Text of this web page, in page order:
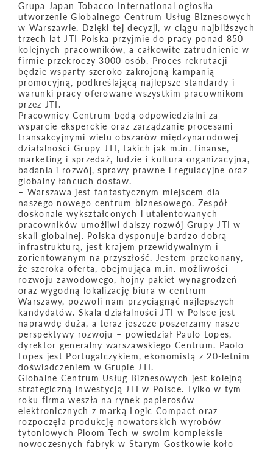
Grupa Japan Tobacco International ogłosiła
utworzenie Globalnego Centrum Usług Biznesowych
w Warszawie. Dzięki tej decyzji, w ciągu najbliższych
trzech lat JTI Polska przyjmie do pracy ponad 850
kolejnych pracowników, a całkowite zatrudnienie w
firmie przekroczy 3000 osób. Proces rekrutacji
będzie wsparty szeroko zakrojoną kampanią
promocyjną, podkreślającą najlepsze standardy i
warunki pracy oferowane wszystkim pracownikom
przez JTI.
Pracownicy Centrum będą odpowiedzialni za
wsparcie eksperckie oraz zarządzanie procesami
transakcyjnymi wielu obszarów międzynarodowej
działalności Grupy JTI, takich jak m.in. finanse,
marketing i sprzedaż, ludzie i kultura organizacyjna,
badania i rozwój, sprawy prawne i regulacyjne oraz
globalny łańcuch dostaw.
– Warszawa jest fantastycznym miejscem dla
naszego nowego centrum biznesowego. Zespół
doskonale wykształconych i utalentowanych
pracowników umożliwi dalszy rozwój Grupy JTI w
skali globalnej. Polska dysponuje bardzo dobrą
infrastrukturą, jest krajem przewidywalnym i
zorientowanym na przyszłość. Jestem przekonany,
że szeroka oferta, obejmująca m.in. możliwości
rozwoju zawodowego, hojny pakiet wynagrodzeń
oraz wygodną lokalizację biura w centrum
Warszawy, pozwoli nam przyciągnąć najlepszych
kandydatów. Skala działalności JTI w Polsce jest
naprawdę duża, a teraz jeszcze poszerzamy nasze
perspektywy rozwoju – powiedział Paulo Lopes,
dyrektor generalny warszawskiego Centrum. Paolo
Lopes jest Portugalczykiem, ekonomistą z 20-letnim
doświadczeniem w Grupie JTI.
Globalne Centrum Usług Biznesowych jest kolejną
strategiczną inwestycją JTI w Polsce. Tylko w tym
roku firma weszła na rynek papierosów
elektronicznych z marką Logic Compact oraz
rozpoczęła produkcję nowatorskich wyrobów
tytoniowych Ploom Tech w swoim kompleksie
nowoczesnych fabryk w Starym Gostkowie koło